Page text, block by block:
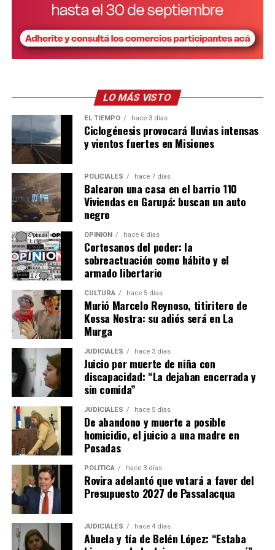
Ese mismo día estuvo el neurólogo infantilJosé Galeano
quien el defensor Varela profundizó respecto a los síntomas,
alcances y condiciones de cuidado que requiere una persona con
Síndrome de Rett.
subsistir”, resumió y desarrolló, entre otros factores, que “el
proceso de deglución, por ejemplo, es muy complejo. Alimentar
a un paciente de estas características resulta muy difícil porque
realmente no coordina. Hay que tener mucha paciencia y saber
cómo alimentarlo”.
El fiscal Vladimir Glinka encabeza la acusación.
Las vecinas
El día más complicado para la imputada fue el miércoles
entre los testigos citados estuvieron una empleada doméstica y
dos vecinas que coincidieron al describir condiciones de
“descuido” en que presuntamente Ramírez tenía a Belén cuando
la adolescente vivía a su cargo en Itaembé Miní.
“La veíamos mucho tiempo afuera en pleno verano, descalza,
solo con pañal y muerta de calor en el patio. Estaban todas las
puertas cerradas y Belén afuera”, describió
Silveira.
LO MÁS VISTO
EL TIEMPO hace 3 días
Ciclogénesis provocará lluvias intensas
y vientos fuertes en Misiones
POLICIALES hace 7 días
Balearon una casa en el barrio 110
Viviendas en Garupá: buscan un auto
negro
OPINIÓN hace 6 días
Cortesanos del poder: la
sobreactuación como hábito y el
armado libertario
CULTURA hace 5 días
Murió Marcelo Reynoso, titiritero de
Kossa Nostra: su adiós será en La
Murga
JUDICIALES hace 3 días
Juicio por muerte de niña con
discapacidad: “La dejaban encerrada y
sin comida”
JUDICIALES hace 5 días
De abandono y muerte a posible
homicidio, el juicio a una madre en
Posadas
POLÍTICA hace 3 días
Rovira adelantó que votará a favor del
Presupuesto 2027 de Passalacqua
JUDICIALES hace 4 días
Abuela y tía de Belén López: “Estaba